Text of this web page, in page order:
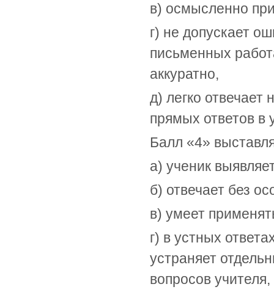
в) осмысленно
г) не допускает
письменных
аккуратно,
д) легко
прямых ответов в
Балл «4»
а) ученик
б) отвечает без
в) умеет
г) в устных
устраняет
вопросов учителя,